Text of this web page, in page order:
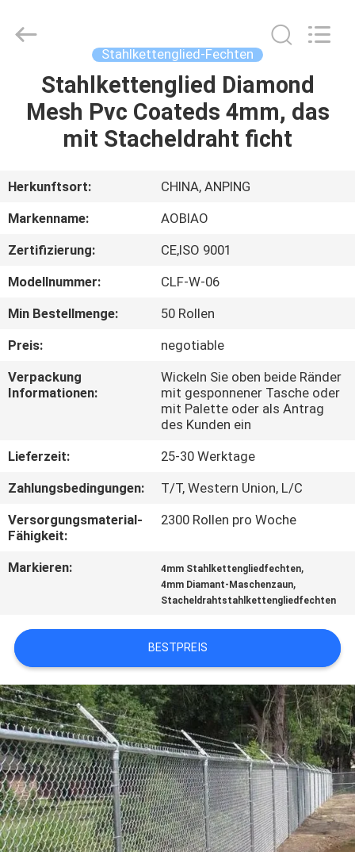
HAUS
PRODUKTE
ÜBER
UNS
FABRIK-
AUSFLUG
QUALITÄTSKONTROLLE
TRETEN
MIT
IN
VERBINDUNG
NACHRICHTEN
FORDERN
SIE
EIN
ZITAT
SITEMAP
PRIVACY
POLICY
Rights
Stahlkettenglied-Fechten
Stahlkettenglied Diamond
Mesh Pvc Coateds 4mm, das
mit Stacheldraht ficht
Herkunftsort:
CHINA, ANPING
Markenname:
AOBIAO
Zertifizierung:
CE,ISO 9001
Modellnummer:
CLF-W-06
Min Bestellmenge:
50 Rollen
Preis:
negotiable
Verpackung
Informationen:
Wickeln Sie oben beide Ränder
mit gesponnener Tasche oder
mit Palette oder als Antrag
des Kunden ein
Lieferzeit:
25-30 Werktage
Zahlungsbedingungen:
T/T, Western Union, L/C
Versorgungsmaterial-
Fähigkeit:
2300 Rollen pro Woche
Markieren: 4mm Stahlkettengliedfechten,
4mm Diamant-Maschenzaun,
Stacheldrahtstahlkettengliedfechten
BESTPREIS